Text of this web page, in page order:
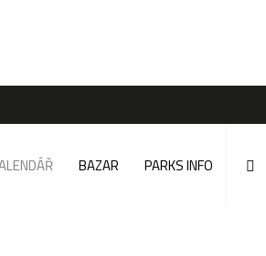
BAZAR PARKS INFO